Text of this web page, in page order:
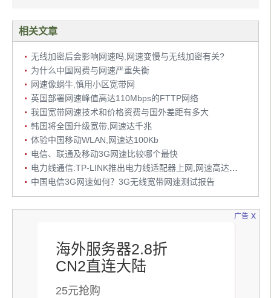
相关文章
无线加密后会影响网速吗,网速变慢与无线加密有关?
为什么中国网费与网速严重失衡
网速像蜗牛,慎用小区宽带网
英国部署网速峰值高达110Mbps的FTTP网络
我国宽带网速技术和价格资费与国外差距有多大
韩国将全国升级宽带,网速达千兆
体验中国移动WLAN,网速达100Kb
电信、联通及移动3G网速比较哪个最快
中国电信3G网速如何？3G无线宽带网速测试报告
广告
海外服务器2.8折
CN2直连大陆
25元抢购
x